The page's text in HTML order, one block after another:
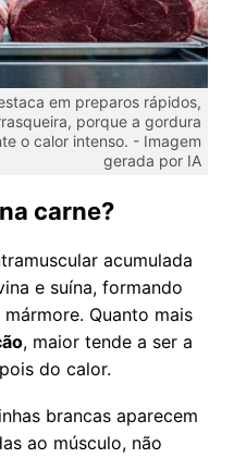
em preparos rápidos,
porque a gordura
o calor intenso. - Imagem
gerada por IA
carne?
acumulada
e suína, formando
Quanto mais
, maior tende a ser a
do calor.
brancas aparecem
ao músculo, não